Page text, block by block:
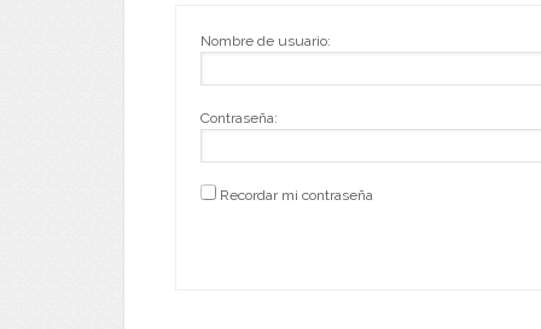
Nombre de usuario:
Contraseña:
Recordar mi contraseña